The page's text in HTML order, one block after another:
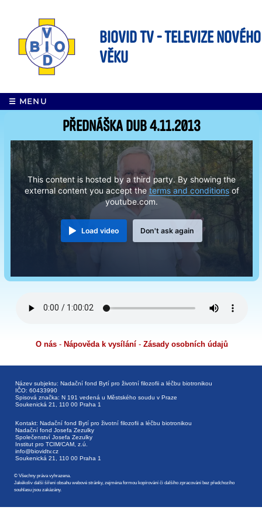
BIOVID TV - Televize nového
věku
☰ MENU
Přednáška DUB 4.11.2013
This content is hosted by a third party. By showing the
external content you accept the terms and conditionsof
youtube.com.
Load video Don't ask again
O nás- Nápověda k vysílání- Zásady osobních údajů
Název subjektu: Nadační fond Bytí pro životní filozofii a léčbu biotronikou
IČO: 60433990
Spisová značka: N 191 vedená u Městského soudu v Praze
Soukenická 21, 110 00 Praha 1
Kontakt: Nadační fond Bytí pro životní filozofii a léčbu biotronikou
Nadační fond Josefa Zezulky
Společenství Josefa Zezulky
Institut pro TCIM/CAM, z.ú.
info@biovidtv.cz
Soukenická 21, 110 00 Praha 1
© Všechny práva vyhrazena.
Jakékoliv další šíření obsahu webové stránky, zejména formou kopírování či dalšího zpracování bez předchozího
souhlasu jsou zakázány.